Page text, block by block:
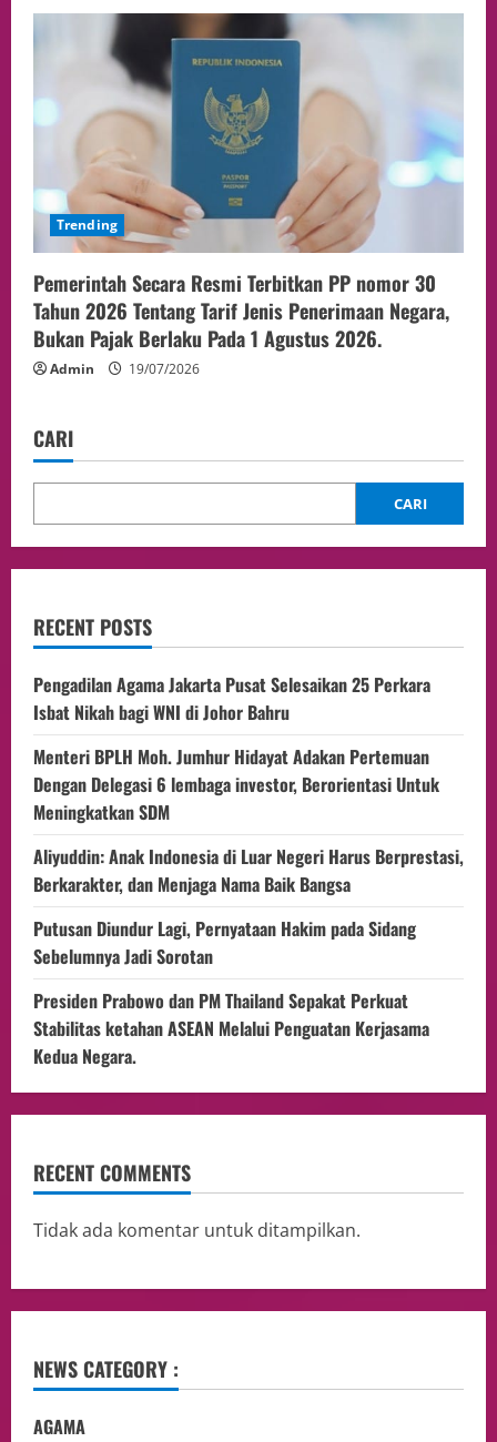
Trending
Pemerintah Secara Resmi Terbitkan PP nomor 30
Tahun 2026 Tentang Tarif Jenis Penerimaan Negara,
Bukan Pajak Berlaku Pada 1 Agustus 2026.
Admin 19/07/2026
CARI
CARI
RECENT POSTS
Pengadilan Agama Jakarta Pusat Selesaikan 25 Perkara
Isbat Nikah bagi WNI di Johor Bahru
Menteri BPLH Moh. Jumhur Hidayat Adakan Pertemuan
Dengan Delegasi 6 lembaga investor, Berorientasi Untuk
Meningkatkan SDM
Aliyuddin: Anak Indonesia di Luar Negeri Harus Berprestasi,
Berkarakter, dan Menjaga Nama Baik Bangsa
Putusan Diundur Lagi, Pernyataan Hakim pada Sidang
Sebelumnya Jadi Sorotan
Presiden Prabowo dan PM Thailand Sepakat Perkuat
Stabilitas ketahan ASEAN Melalui Penguatan Kerjasama
Kedua Negara.
RECENT COMMENTS
Tidak ada komentar untuk ditampilkan.
NEWS CATEGORY :
AGAMA